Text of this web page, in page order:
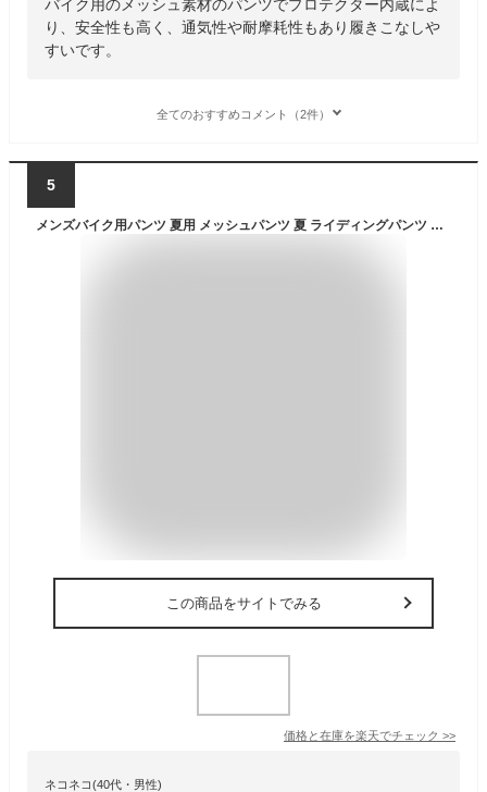
バイク用のメッシュ素材のパンツでプロテクター内蔵によ
り、安全性も高く、通気性や耐摩耗性もあり履きこなしや
すいです。
全てのおすすめコメント（2件）
5
メンズバイク用パンツ 夏用 メッシュパンツ 夏 ライディングパンツ プロテクター ライダースパンツ 通気耐磨
この商品をサイトでみる
価格と在庫を楽天でチェック >>
ネコネコ(40代・男性)